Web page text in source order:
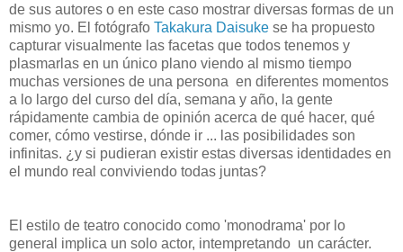
de sus autores o en este caso mostrar diversas formas de un
mismo yo. El fotógrafo Takakura Daisuke se ha propuesto
capturar visualmente las facetas que todos tenemos y
plasmarlas en un único plano viendo al mismo tiempo
muchas versiones de una persona en diferentes momentos
a lo largo del curso del día, semana y año, la gente
rápidamente cambia de opinión acerca de qué hacer, qué
comer, cómo vestirse, dónde ir ... las posibilidades son
infinitas. ¿y si pudieran existir estas diversas identidades en
el mundo real conviviendo todas juntas?
El estilo de teatro conocido como 'monodrama' por lo
general implica un solo actor, intempretando un carácter.